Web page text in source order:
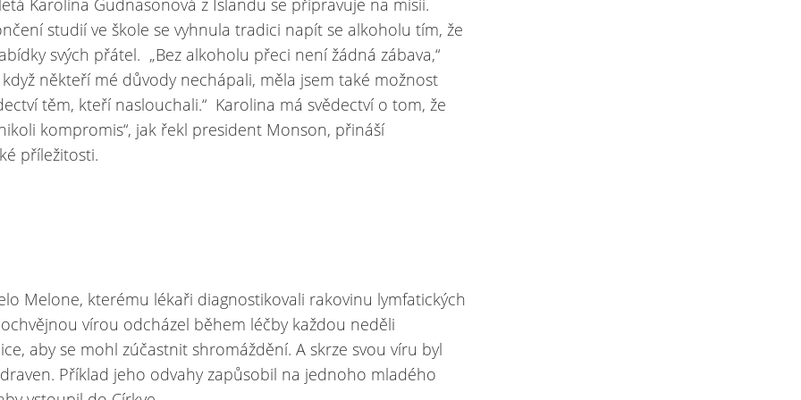
Karolina Gudnasonová z Islandu se připravuje na misii.
studií ve škole se vyhnula tradici napít se alkoholu tím, že
svých přátel. „Bez alkoholu přeci není žádná zábava,“
když někteří mé důvody nechápali, měla jsem také možnost
těm, kteří naslouchali.“ Karolina má svědectví o tom, že
kompromis“, jak řekl president Monson, přináší
příležitosti.
Melone, kterému lékaři diagnostikovali rakovinu lymfatických
vírou odcházel během léčby každou neděli
aby se mohl zúčastnit shromáždění. A skrze svou víru byl
Příklad jeho odvahy zapůsobil na jednoho mladého